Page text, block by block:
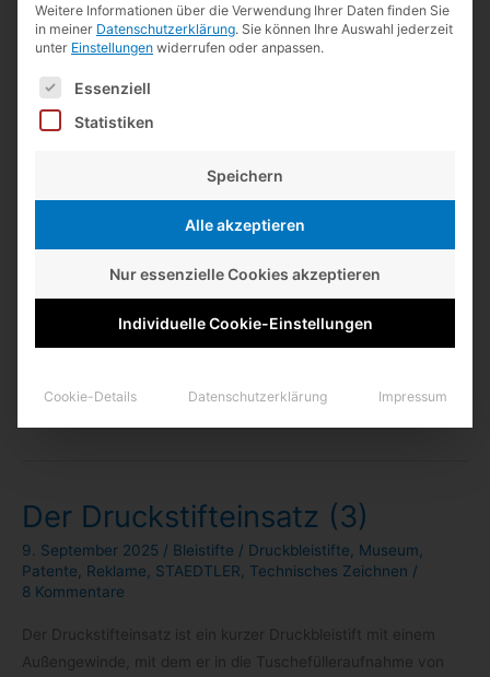
Zwölf
21. September 2025
Kisho ist heute zwölf! Bevor die Party steigt, wer­den wir noch
eine aus­ge­dehnte Mor­gen­runde durch den Herbst machen,
Foto entstand.
Der Druckstifteinsatz (3)
9. September 2025 / Bleistifte / Druckbleistifte, Museum,
Patente, Reklame, STAEDTLER, Technisches Zeichnen /
8 Kommentare
Der Druck­stift­ein­satz ist ein kur­zer Druck­blei­stift mit einem
Außen­ge­winde, mit dem er in die Tusche­fül­ler­auf­nahme von
Weitere Informationen über die Verwendung Ihrer Daten finden Sie
in meiner Datenschutzerklärung. Sie können Ihre Auswahl jederzeit
unter Einstellungen widerrufen oder anpassen.
Es folgt eine Liste der Service-Gruppen, für die eine
Essenziell
Statistiken
Speichern
Alle akzeptieren
Nur essenzielle Cookies akzeptieren
Individuelle Cookie-Einstellungen
Cookie-Details Datenschutzerklärung Impressum